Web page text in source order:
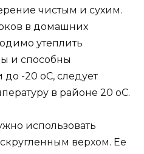
чистым и сухим.
в домашних
утеплить
и способны
до -20 оС, следует
в районе 20 оС.
использовать
верхом. Ее